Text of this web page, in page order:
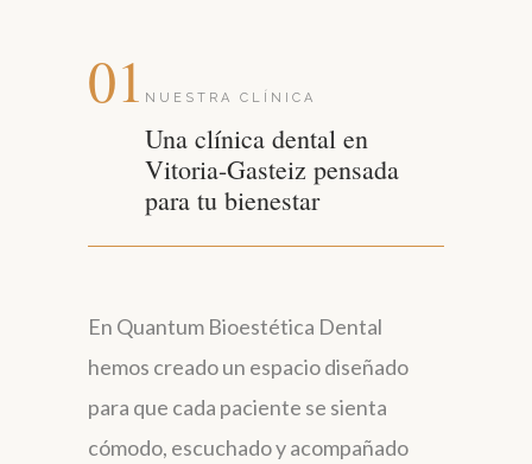
01 NUESTRA CLÍNICA
Una clínica dental en
Vitoria-Gasteiz pensada
para tu bienestar
En Quantum Bioestética Dental
hemos creado un espacio diseñado
para que cada paciente se sienta
cómodo, escuchado y acompañado